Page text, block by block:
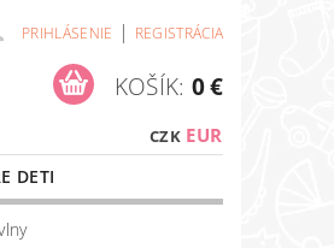
PRIHLÁSENIE | REGISTRÁCIA
CZK EUR
KOŠÍK: 0 €
DETI